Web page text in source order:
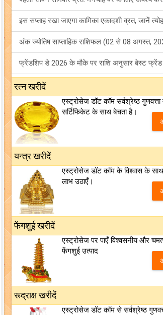
रत्न खरीदें
एस्ट्रोसेज डॉट कॉम सर्वश्रेष्ठ
सर्टिफिकेट के साथ बेचता है।
यन्त्र खरीदें
एस्ट्रोसेज डॉट कॉम के विश्वास के
लाभ उठाएँ।
फेंगशुई खरीदें
एस्ट्रोसेज पर पाएँ विश्वसनीय और
फेंगशुई उत्पाद
रूद्राक्ष खरीदें
एस्ट्रोसेज डॉट कॉम से सर्वश्रेष्ठ